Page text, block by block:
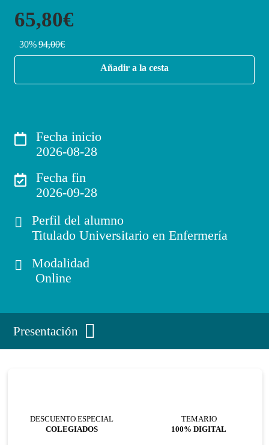
65,80€
30%94,00€
Añadir a la cesta
Fecha inicio
2026-08-28
Fecha fin
2026-09-28
Perfil del alumno
Titulado Universitario en Enfermería
Modalidad
Online
Presentación
DESCUENTO ESPECIAL
COLEGIADOS
TEMARIO
100% DIGITAL